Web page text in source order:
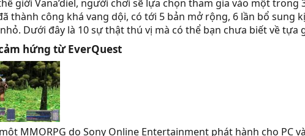
giới Vana’diel, người chơi sẽ lựa chọn tham gia vào một
thành công khá vang dội, có tới 5 bản mở rộng, 6 lần bổ
Dưới đây là 10 sự thật thú vị mà có thể bạn chưa biết về tựa
hứng từ EverQuest​
MMORPG do Sony Online Entertainment phát hành cho PC